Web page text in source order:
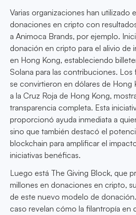
Varias organizaciones han utilizado
donaciones en cripto con
a Animoca Brands, por ejemplo.
donación en cripto para el alivio de
en Hong Kong, estableciendo
Solana para las contribuciones.
se convirtieron en dólares de Hong
a la Cruz Roja de Hong Kong,
transparencia completa. Esta
proporcionó ayuda inmediata a
sino que también destacó el
blockchain para amplificar el
iniciativas benéficas.
Luego está The Giving Block, que
millones en donaciones en cripto,
de este nuevo modelo de
caso revelan cómo la filantropía en